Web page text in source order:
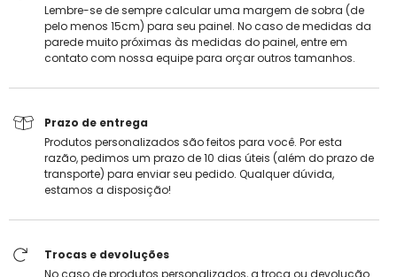
Lembre-se de sempre calcular uma margem de sobra (de
pelo menos 15cm) para seu painel. No caso de medidas da
parede muito próximas às medidas do painel, entre em
contato com nossa equipe para orçar outros tamanhos.
Prazo de entrega
Produtos personalizados são feitos para você. Por esta
razão, pedimos um prazo de 10 dias úteis (além do prazo de
transporte) para enviar seu pedido. Qualquer dúvida,
estamos a disposição!
Trocas e devoluções
No caso de produtos personalizados, a troca ou devolução